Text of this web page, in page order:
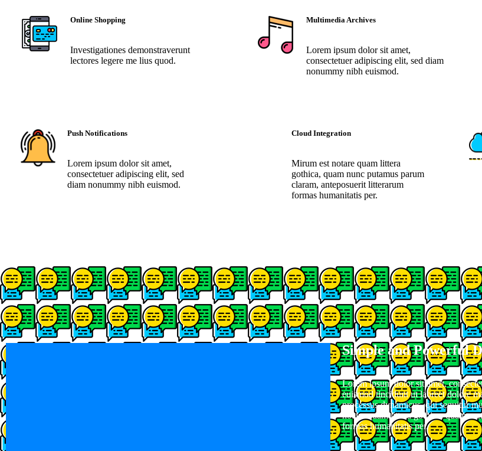
Online Shopping
Investigationes demonstraverunt
lectores legere me lius quod.
Multimedia Archives
Lorem ipsum dolor sit amet,
consectetuer adipiscing elit, sed diam
nonummy nibh euismod.
Push Notifications
Lorem ipsum dolor sit amet,
consectetuer adipiscing elit, sed
diam nonummy nibh euismod.
Cloud Integration
Mirum est notare quam littera
gothica, quam nunc putamus parum
claram, anteposuerit litterarum
formas humanitatis per.
Simple and Powerful
Lorem ipsum dolor sit amet,
euismod tincidunt ut laoreet dolore
processus dynamicus, qui sequitur
notare quam littera gothica, quam
formas humanitatis per.